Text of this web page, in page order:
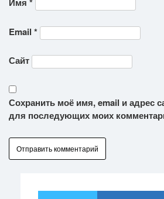
Email *
Сайт
Сохранить моё имя, email и адрес
для последующих моих